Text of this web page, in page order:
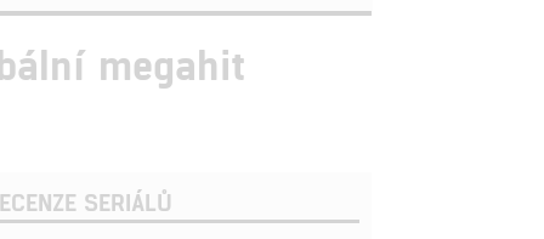
megahit
SERIÁLŮ